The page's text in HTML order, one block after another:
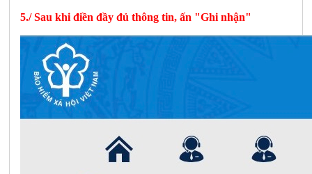
5./ Sau khi điền đầy đủ thông tin, ấn "Ghi nhận"